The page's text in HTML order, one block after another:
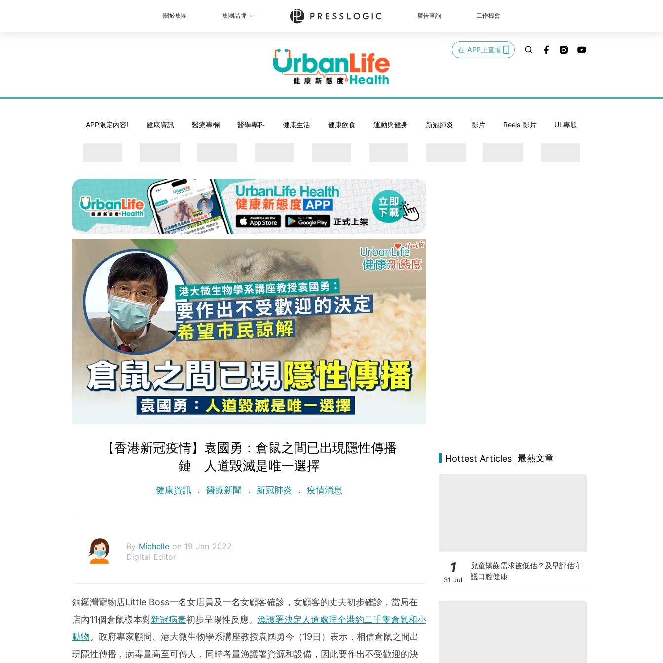
關於集團 集團品牌 廣告查詢 工作機會
在 APP上查看
APP限定內容! 健康資訊 醫療專欄 醫學專科 健康生活 健康飲食 運動與健身 新冠肺炎 影片 Reels 影片 UL專題
【香港新冠疫情】袁國勇：倉鼠之間已出現隱性傳播
鏈 人道毀滅是唯一選擇
健康資訊 醫療新聞 新冠肺炎 疫情消息
By Michelle on 19 Jan 2022
Digital Editor
銅鑼灣寵物店Little Boss一名女店員及一名女顧客確診，女顧客的丈夫初步確診，當局在
店內11個倉鼠樣本對新冠病毒初步呈陽性反應。 漁護署決定人道處理全港約二千隻倉鼠和小
動物。政府專家顧問、港大微生物學系講座教授袁國勇今（19日）表示，相信倉鼠之間出
現隱性傳播，病毒量高至可傳人，同時考量漁護署資源和設備，因此要作出不受歡迎的決
Hottest Articles 最熱文章
1
31 Jul
兒童矯齒需求被低估？及早評估守
護口腔健康